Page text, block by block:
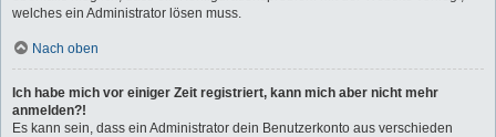
welches ein Administrator lösen muss.
Nach oben
Ich habe mich vor einiger Zeit registriert, kann mich aber nicht mehr
anmelden?!
Es kann sein, dass ein Administrator dein Benutzerkonto aus verschieden